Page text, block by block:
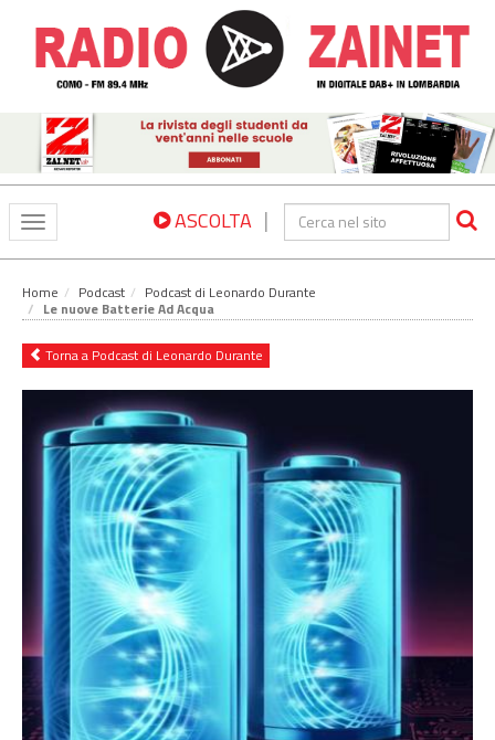
Toggle
navigation
ASCOLTA |
Home Podcast Podcast di Leonardo Durante
Le nuove Batterie Ad Acqua
Torna a Podcast di Leonardo Durante